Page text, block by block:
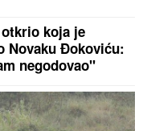
koja je
Novaku Đokoviću:
negodovao"